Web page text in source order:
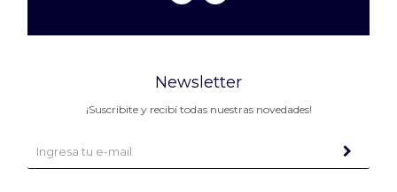
Newsletter
¡Suscribite y recibí todas nuestras novedades!